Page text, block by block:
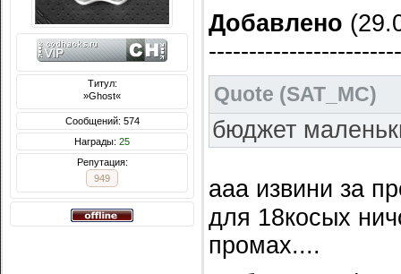
Титул:
»Ghost«
Сообщений: 574
Награды: 25
Репутация:
949
Добавлено
Quote (SAT_MC)
бюджет
ааа извини за
для 18косых
промах....